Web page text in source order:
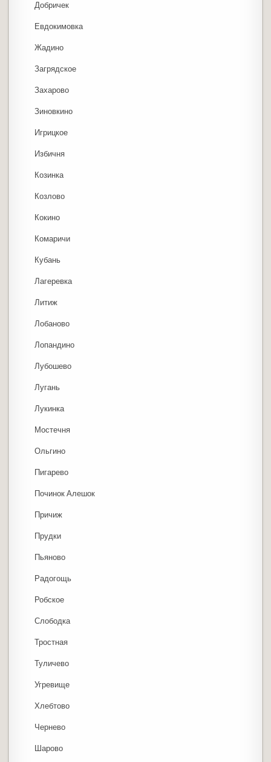
Добричек
Евдокимовка
Жадино
Загрядское
Захарово
Зиновкино
Игрицкое
Избичня
Козинка
Козлово
Кокино
Комаричи
Кубань
Лагеревка
Литиж
Лобаново
Лопандино
Лубошево
Лугань
Лукинка
Мостечня
Ольгино
Пигарево
Починок Алешок
Причиж
Прудки
Пьяново
Радогощь
Робское
Слободка
Тростная
Туличево
Угревище
Хлебтово
Чернево
Шарово